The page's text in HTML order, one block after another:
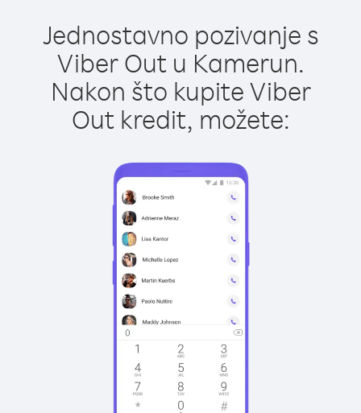
Jednostavno pozivanje s
Viber Out u Kamerun.
Nakon što kupite Viber
Out kredit, možete: